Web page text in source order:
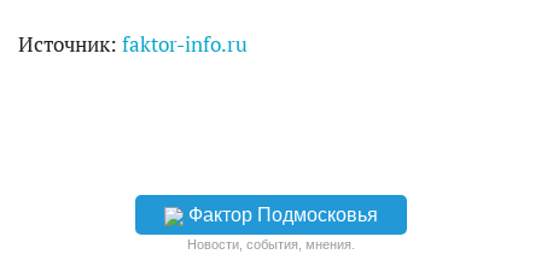
Источник: faktor-info.ru
Фактор Подмосковья
Новости, события, мнения.